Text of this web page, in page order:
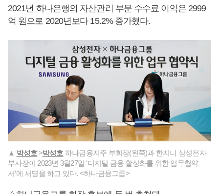
2021년 하나은행의 자산관리 부문 수수료 이익은 2999
억 원으로 2020년보다 15.2% 증가했다.
▲ 박성호'>박성호 하나금융지주 부회장(왼쪽)과 한지니 삼성전자
부사장이 2023년 3월27일 ‘디지털 금융 활성화를 위한 업무협약
서’에 서명을 하고 있다. <하나금융그룹>